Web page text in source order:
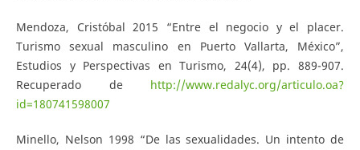
Mendoza, Cristóbal 2015 “Entre el negocio y el placer.
Turismo sexual masculino en Puerto Vallarta, México”,
Estudios y Perspectivas en Turismo, 24(4), pp. 889-907.
Recuperado de http://www.redalyc.org/articulo.oa?
id=180741598007
Minello, Nelson 1998 “De las sexualidades. Un intento de